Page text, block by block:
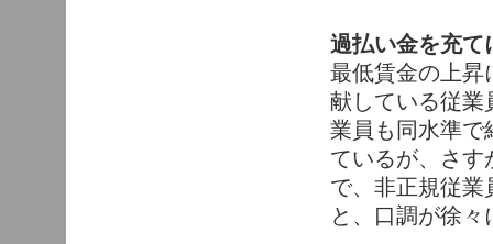
過払い金を充て
最低賃金の上昇
献している従業
業員も同水準で
ているが、さす
で、非正規従業
と、口調が徐